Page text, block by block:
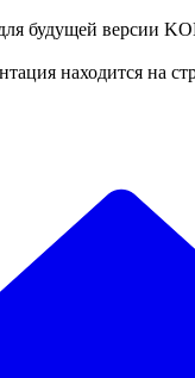
будущей версии
находится на